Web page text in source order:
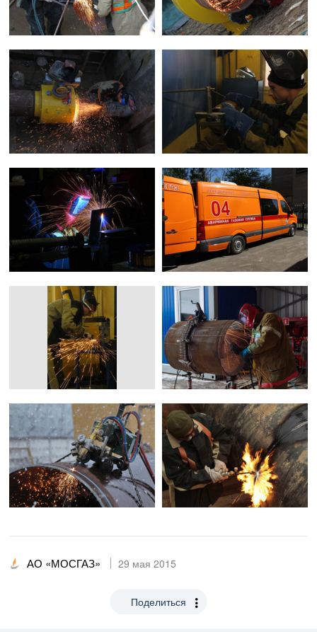
АО «МОСГАЗ» 29 мая 2015
Поделиться